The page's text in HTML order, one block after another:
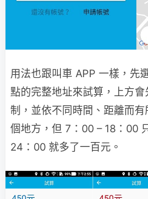
用法也跟叫車 APP 一樣，先
點的完整地址來試算，上方
制，並依不同時間、距離而
個地方，但 7：00 – 18：00
24：00 就多了一百元。